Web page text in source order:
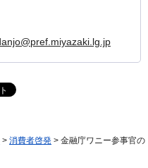
> 消費者啓発 > 金融庁ワニー参事官の